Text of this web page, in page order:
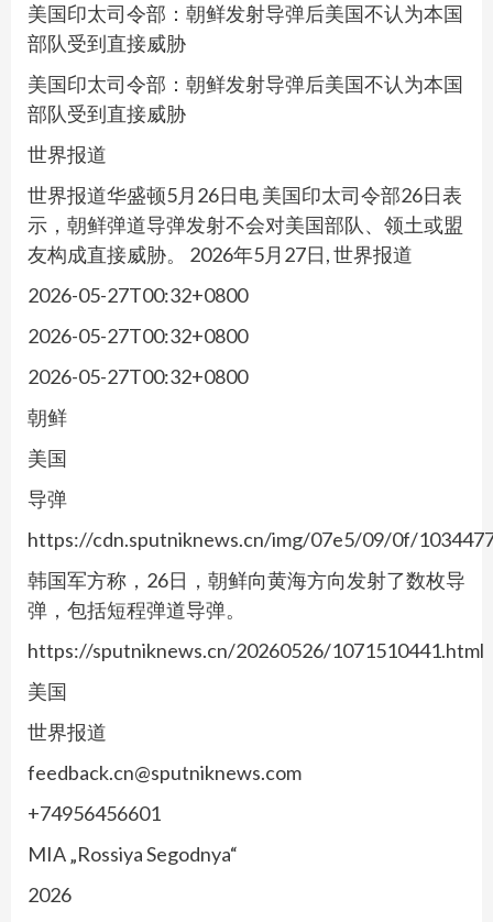
美国印太司令部：朝鲜发射导弹后美国不认为本国
部队受到直接威胁
美国印太司令部：朝鲜发射导弹后美国不认为本国
部队受到直接威胁
世界报道
世界报道华盛顿5月26日电 美国印太司令部26日表
示，朝鲜弹道导弹发射不会对美国部队、领土或盟
友构成直接威胁。 2026年5月27日, 世界报道
2026-05-27T00:32+0800
2026-05-27T00:32+0800
2026-05-27T00:32+0800
朝鲜
美国
导弹
https://cdn.sputniknews.cn/img/07e5/09/0f/
韩国军方称，26日，朝鲜向黄海方向发射了数枚导
弹，包括短程弹道导弹。
https://sputniknews.cn/20260526/1071510441.html
美国
世界报道
feedback.cn@sputniknews.com
+74956456601
MIA „Rossiya Segodnya“
2026